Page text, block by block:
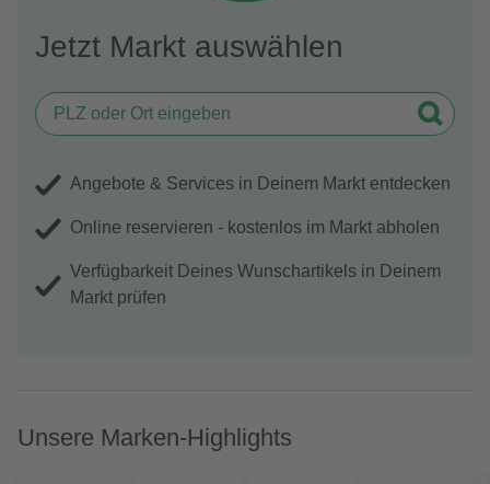
Jetzt Markt auswählen
Angebote & Services in Deinem Markt entdecken
Online reservieren - kostenlos im Markt abholen
Verfügbarkeit Deines Wunschartikels in Deinem
Markt prüfen
Unsere Marken-Highlights